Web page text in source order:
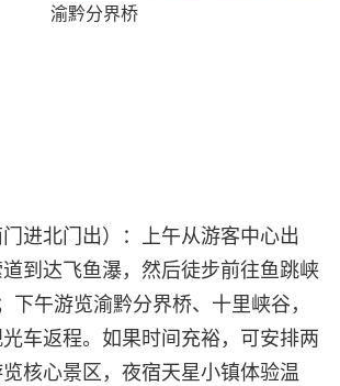
渝黔分界桥
进北门出）：上午从游客中心出
到达飞鱼瀑，然后徒步前往鱼跳峡
下午游览渝黔分界桥、十里峡谷，
车返程。如果时间充裕，可安排两
核心景区，夜宿天星小镇体验温